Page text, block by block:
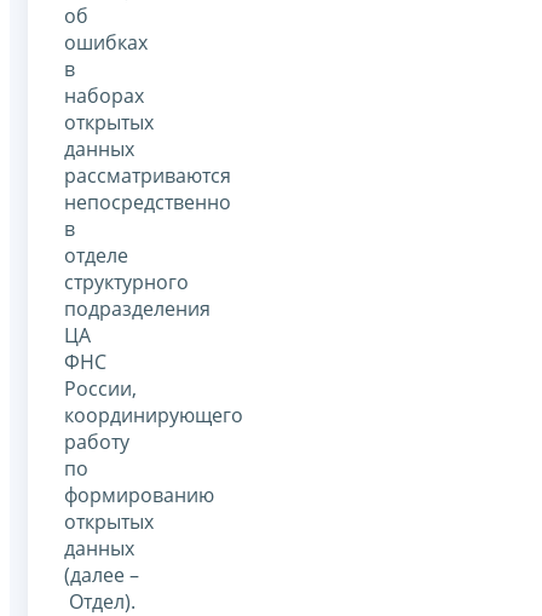
об
ошибках
в
наборах
открытых
данных
рассматриваются
непосредственно
в
отделе
структурного
подразделения
ЦА
ФНС
России,
координирующего
работу
по
формированию
открытых
данных
(далее –
Отдел).